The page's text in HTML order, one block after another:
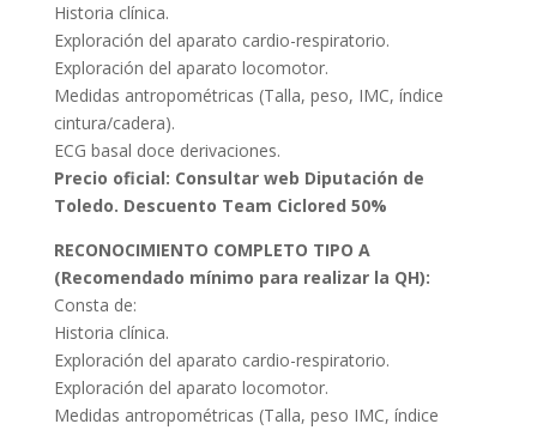
Historia clínica.
Exploración del aparato cardio-respiratorio.
Exploración del aparato locomotor.
Medidas antropométricas (Talla, peso, IMC, índice
cintura/cadera).
ECG basal doce derivaciones.
Precio oficial: Consultar web Diputación de
Toledo. Descuento Team Ciclored 50%
RECONOCIMIENTO COMPLETO TIPO A
(Recomendado mínimo para realizar la QH):
Consta de:
Historia clínica.
Exploración del aparato cardio-respiratorio.
Exploración del aparato locomotor.
Medidas antropométricas (Talla, peso IMC, índice